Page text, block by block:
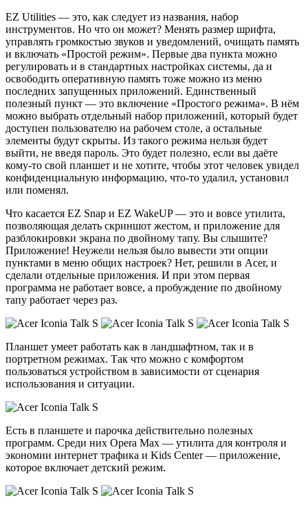
EZ Utilities — это, как следует из названия, набор
инструментов. Но что он может? Менять размер шрифта,
управлять громкостью звуков и уведомлений, очищать память
и включать «Простой режим». Первые два пункта можно
регулировать и в стандартных настройках системы, да и
освободить оперативную память тоже можно из меню
последних запущенных приложений. Единственный
полезный пункт — это включение «Простого режима». В нём
можно выбрать отдельный набор приложений, который будет
доступен пользователю на рабочем столе, а остальные
элементы будут скрыты. Из такого режима нельзя будет
выйти, не введя пароль. Это будет полезно, если вы даёте
кому-то свой планшет и не хотите, чтобы этот человек увидел
конфиденциальную информацию, что-то удалил, установил
или поменял.
Что касается EZ Snap и EZ WakeUP — это и вовсе утилита,
позволяющая делать скриншот жестом, и приложение для
разблокировки экрана по двойному тапу. Вы слышите?
Приложение! Неужели нельзя было вывести эти опции
пунктами в меню общих настроек? Нет, решили в Acer, и
сделали отдельные приложения. И при этом первая
программа не работает вовсе, а пробуждение по двойному
тапу работает через раз.
Планшет умеет работать как в ландшафтном, так и в
портретном режимах. Так что можно с комфортом
пользоваться устройством в зависимости от сценария
использования и ситуации.
Есть в планшете и парочка действительно полезных
программ. Среди них Opera Max — утилита для контроля и
экономии интернет трафика и Kids Center — приложение,
которое включает детский режим.